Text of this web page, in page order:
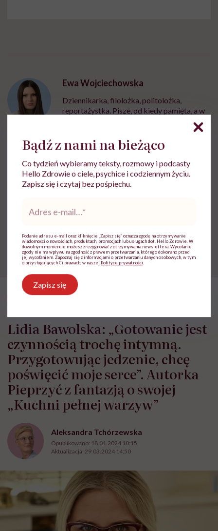
Ewa Wojciechowska
Dziennikarka, filolożka, politolożka,
reportażystka. Pisze, od kiedy pamięta, a w
międzyczasie lubi słuchać i obserwować
Zobacz profil
Udostępnij
świeże owoce i warzywa warzywa
Lidia Bawolska: „Gotowanie jest
czynnością trochę intymną.
Przygotowując jedzenie, chcę
poświęcić moje serce”. Autorka
Pieprzyć z fantazją o swojej
„Kuchni pełnej warzyw”
Aleksandra Tchórzewska
Opublikowano: 18.01.2024 10:15
Aktualizacja: 29.03.2024 14:50
Bądź z nami na bieżąco
Co tydzień wybieramy teksty, rozmowy i podcasty
Hello Zdrowie o ciele, psychice i codziennym życiu.
Zapisz się i czytaj bez pośpiechu.
*
Podanie adresu e-mail oraz kliknięcie „Zapisz się” oznacza zgodę na otrzymywanie
wiadomości o nowościach, produktach, promocjach lub usługach dot. Hello Zdrowie. W
dowolnym momencie możesz zrezygnować z otrzymywania newslettera. Wycofanie
zgody nie ma wpływu na zgodność z prawem przetwarzania, którego dokonano przed
jej wycofaniem. Zapoznaj się z informacjami o przetwarzaniu danych osobowych, w tym
o przysługujących Ci prawach, w naszej Polityce prywatności
Zapisz się